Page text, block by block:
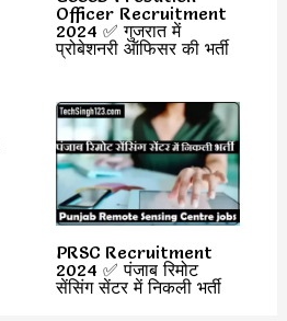
Officer Recruitment
2024 ✅ गुजरात में
प्रोबेशनरी ऑफिसर की भर्ती
PRSC Recruitment
2024 ✅ पंजाब रिमोट
सेंसिंग सेंटर में निकली भर्ती